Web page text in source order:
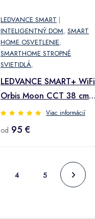
LEDVANCE SMART |
INTELIGENTNÝ DOM, SMART
HOME OSVETLENIE,
SMARTHOME STROPNÉ
SVIETIDLÁ,
LEDVANCE SMART+ WiFi
Orbis Moon CCT 38 cm
čierna
Viac informácií
od 95 €
4 5